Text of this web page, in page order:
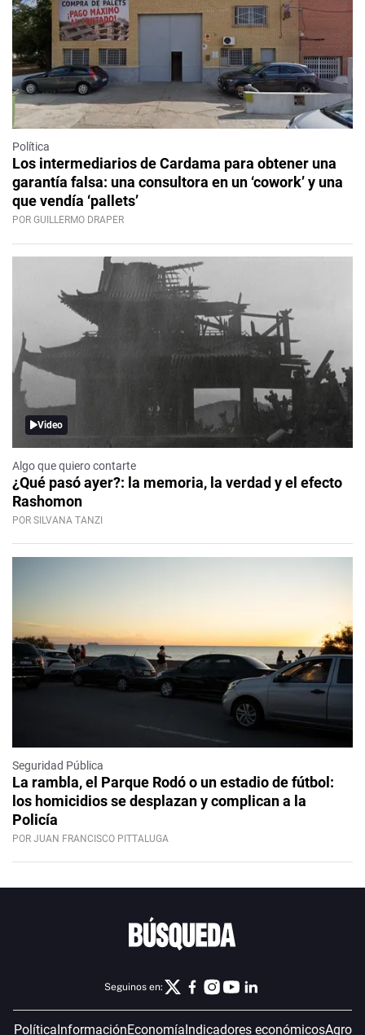
Política
Los intermediarios de Cardama para obtener una
garantía falsa: una consultora en un ‘cowork’ y una
que vendía ‘pallets’
POR GUILLERMO DRAPER
Video
Algo que quiero contarte
¿Qué pasó ayer?: la memoria, la verdad y el efecto
Rashomon
POR SILVANA TANZI
Seguridad Pública
La rambla, el Parque Rodó o un estadio de fútbol:
los homicidios se desplazan y complican a la
Policía
POR JUAN FRANCISCO PITTALUGA
Seguinos en:
Política InformaciónEconomía Indicadores económicosAgro